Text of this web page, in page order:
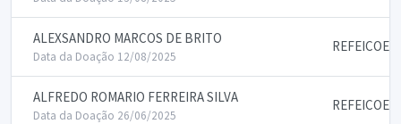
ALEXSANDRO MARCOS DE BRITO
Data da Doação 12/08/2025
REFEICOES
ALFREDO ROMARIO FERREIRA SILVA
Data da Doação 26/06/2025
REFEICOES